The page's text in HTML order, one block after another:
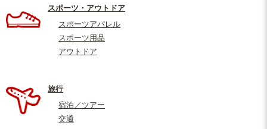
スポーツ・アウトドア
スポーツアパレル
スポーツ用品
アウトドア
旅行
宿泊／ツアー
交通